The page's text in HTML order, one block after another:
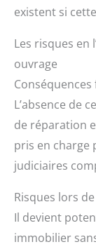
existent si
Les risques en
ouvrage
L’absence de
de réparation
pris en charge
judiciaires
Risques lors
Il devient
immobilier